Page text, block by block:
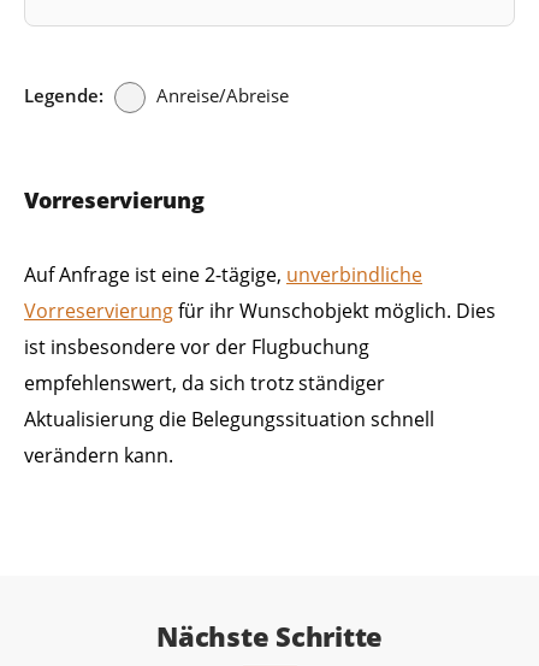
Legende: Anreise/Abreise
Vorreservierung
Auf Anfrage ist eine 2-tägige, unverbindliche
Vorreservierungfür ihr Wunschobjekt möglich. Dies
ist insbesondere vor der Flugbuchung
empfehlenswert, da sich trotz ständiger
Aktualisierung die Belegungssituation schnell
verändern kann.
Nächste Schritte